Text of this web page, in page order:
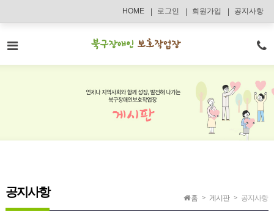
HOME 로그인 회원가입 공지사항
홈 게시판 공지사항
공지사항